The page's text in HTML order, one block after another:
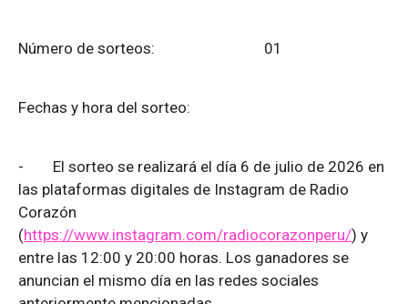
Número de sorteos: 01
Fechas y hora del sorteo:
- El sorteo se realizará el día 6 de julio de 2026 en
las plataformas digitales de Instagram de Radio
Corazón
(https://www.instagram.com/radiocorazonperu/) y
entre las 12:00 y 20:00 horas. Los ganadores se
anuncian el mismo día en las redes sociales